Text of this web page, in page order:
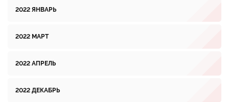
2022 ЯНВАРЬ
2022 МАРТ
2022 АПРЕЛЬ
2022 ДЕКАБРЬ